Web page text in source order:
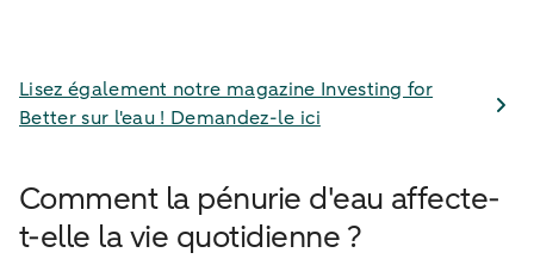
Lisez également notre magazine Investing for
Better sur l'eau ! Demandez-le ici
Comment la pénurie d'eau affecte-
t-elle la vie quotidienne ?